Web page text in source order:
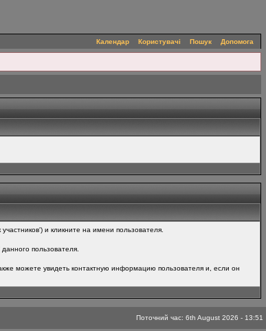
Календар Користувачі Пошук Допомога
и кликните на имени пользователя.
пользователя.
можете увидеть контактную информацию пользователя и, если он
Поточний час: 6th August 2026 - 13:51